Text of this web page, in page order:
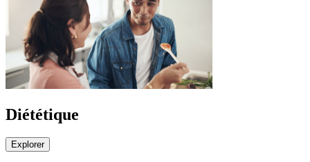
Diététique
Explorer